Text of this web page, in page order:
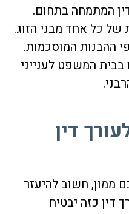
המתמחה בתחום.
של כל אחד מבני הזוג.
ההבנות המוסכמות.
המשפט לענייני
דין
ממון, חשוב להיעזר
דין כזה יבטיח